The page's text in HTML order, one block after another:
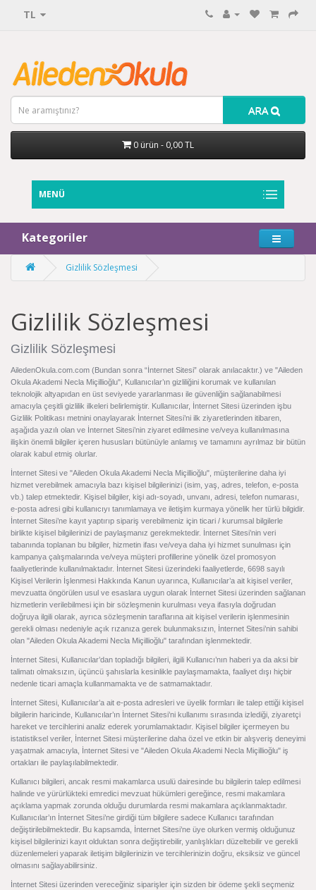
TL
ARA
0 ürün - 0,00 TL
MENÜ
Kategoriler
Gizlilik Sözleşmesi
Gizlilik Sözleşmesi
Gizlilik Sözleşmesi
AiledenOkula.com.com (Bundan sonra “İnternet Sitesi” olarak anılacaktır.) ve "Aileden
Okula Akademi Necla Miçillioğlu", Kullanıcılar’ın gizliliğini korumak ve kullanılan
teknolojik altyapıdan en üst seviyede yararlanması ile güvenliğin sağlanabilmesi
amacıyla çeşitli gizlilik ilkeleri belirlemiştir. Kullanıcılar, İnternet Sitesi üzerinden işbu
Gizlilik Politikası metnini onaylayarak İnternet Sitesi’ni ilk ziyaretlerinden itibaren,
aşağıda yazılı olan ve İnternet Sitesi’nin ziyaret edilmesine ve/veya kullanılmasına
ilişkin önemli bilgiler içeren hususları bütünüyle anlamış ve tamamını ayrılmaz bir bütün
olarak kabul etmiş olurlar.
İnternet Sitesi ve "Aileden Okula Akademi Necla Miçillioğlu", müşterilerine daha iyi
hizmet verebilmek amacıyla bazı kişisel bilgilerinizi (isim, yaş, adres, telefon, e-posta
vb.) talep etmektedir. Kişisel bilgiler, kişi adı-soyadı, unvanı, adresi, telefon numarası,
e-posta adresi gibi kullanıcıyı tanımlamaya ve iletişim kurmaya yönelik her türlü bilgidir.
İnternet Sitesi’ne kayıt yaptırıp sipariş verebilmeniz için ticari / kurumsal bilgilerle
birlikte kişisel bilgilerinizi de paylaşmanız gerekmektedir. İnternet Sitesi’nin veri
tabanında toplanan bu bilgiler, hizmetin ifası ve/veya daha iyi hizmet sunulması için
kampanya çalışmalarında ve/veya müşteri profillerine yönelik özel promosyon
faaliyetlerinde kullanılmaktadır. İnternet Sitesi üzerindeki faaliyetlerde, 6698 sayılı
Kişisel Verilerin İşlenmesi Hakkında Kanun uyarınca, Kullanıcılar’a ait kişisel veriler,
mevzuatta öngörülen usul ve esaslara uygun olarak İnternet Sitesi üzerinden sağlanan
hizmetlerin verilebilmesi için bir sözleşmenin kurulması veya ifasıyla doğrudan
doğruya ilgili olarak, ayrıca sözleşmenin taraflarına ait kişisel verilerin işlenmesinin
gerekli olması nedeniyle açık rızanıza gerek bulunmaksızın, İnternet Sitesi’nin sahibi
olan "Aileden Okula Akademi Necla Miçillioğlu" tarafından işlenmektedir.
İnternet Sitesi, Kullanıcılar’dan topladığı bilgileri, ilgili Kullanıcı’nın haberi ya da aksi bir
talimatı olmaksızın, üçüncü şahıslarla kesinlikle paylaşmamakta, faaliyet dışı hiçbir
nedenle ticari amaçla kullanmamakta ve de satmamaktadır.
İnternet Sitesi, Kullanıcılar’a ait e-posta adresleri ve üyelik formları ile talep ettiği kişisel
bilgilerin haricinde, Kullanıcılar’ın İnternet Sitesi’ni kullanımı sırasında izlediği, ziyaretçi
hareket ve tercihlerini analiz ederek yorumlamaktadır. Kişisel bilgiler içermeyen bu
istatistiksel veriler, İnternet Sitesi müşterilerine daha özel ve etkin bir alışveriş deneyimi
yaşatmak amacıyla, İnternet Sitesi ve "Aileden Okula Akademi Necla Miçillioğlu" iş
ortakları ile paylaşılabilmektedir.
Kullanıcı bilgileri, ancak resmi makamlarca usulü dairesinde bu bilgilerin talep edilmesi
halinde ve yürürlükteki emredici mevzuat hükümleri gereğince, resmi makamlara
açıklama yapmak zorunda olduğu durumlarda resmi makamlara açıklanmaktadır.
Kullanıcılar’ın İnternet Sitesi’ne girdiği tüm bilgilere sadece Kullanıcı tarafından
değiştirilebilmektedir. Bu kapsamda, İnternet Sitesi’ne üye olurken vermiş olduğunuz
kişisel bilgilerinizi kayıt olduktan sonra değiştirebilir, yanlışlıkları düzeltebilir ve gerekli
düzenlemeleri yaparak iletişim bilgilerinizin ve tercihlerinizin doğru, eksiksiz ve güncel
olmasını sağlayabilirsiniz.
İnternet Sitesi üzerinden vereceğiniz siparişler için sizden bir ödeme şekli seçmeniz